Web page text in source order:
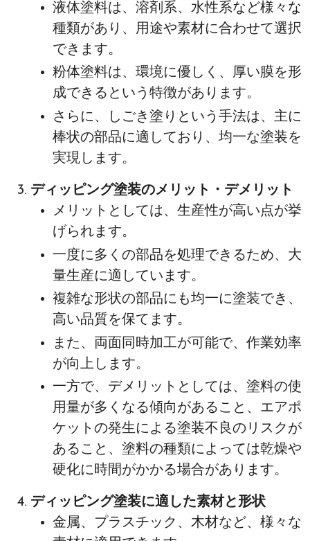
液体塗料は、溶剤系、水性系など様々な
種類があり、用途や素材に合わせて選択
できます。
粉体塗料は、環境に優しく、厚い膜を形
成できるという特徴があります。
さらに、しごき塗りという手法は、主に
棒状の部品に適しており、均一な塗装を
実現します。
ディッピング塗装のメリット・デメリット
メリットとしては、生産性が高い点が挙
げられます。
一度に多くの部品を処理できるため、大
量生産に適しています。
複雑な形状の部品にも均一に塗装でき、
高い品質を保てます。
また、両面同時加工が可能で、作業効率
が向上します。
一方で、デメリットとしては、塗料の使
用量が多くなる傾向があること、エアポ
ケットの発生による塗装不良のリスクが
あること、塗料の種類によっては乾燥や
硬化に時間がかかる場合があります。
ディッピング塗装に適した素材と形状
金属、プラスチック、木材など、様々な